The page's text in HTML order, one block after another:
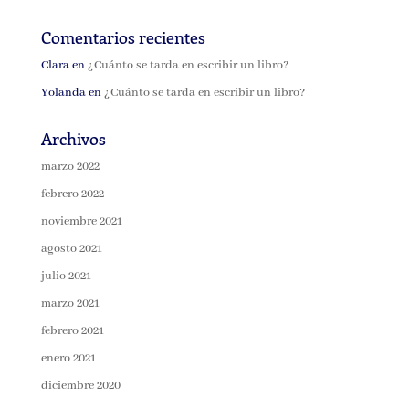
Comentarios recientes
Claraen¿Cuánto se tarda en escribir un libro?
Yolandaen¿Cuánto se tarda en escribir un libro?
Archivos
marzo 2022
febrero 2022
noviembre 2021
agosto 2021
julio 2021
marzo 2021
febrero 2021
enero 2021
diciembre 2020